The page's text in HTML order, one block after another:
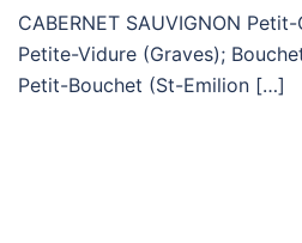
CABERNET SAUVIGNON
Petite-Vidure (Graves);
Petit-Bouchet (St-Emilion […]